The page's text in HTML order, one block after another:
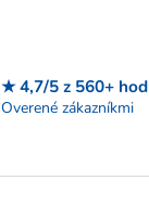
y
v
ý
s
★ 4,7/5 z 560+
Overené zákazníkmi